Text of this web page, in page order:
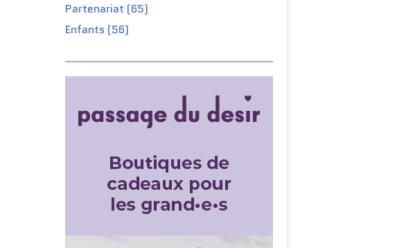
Partenariat (65)
Enfants (56)